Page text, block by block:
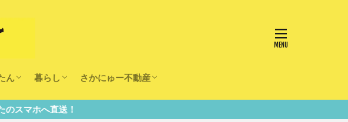
ん
たんイベント・おでかけ
事・キャンペーン
園・こども園・保育園
暮らし
医療
美容・健康
大人の習い事
キッズ
子供の教育
子供の習い事
おしごと
さかにゅー不動産